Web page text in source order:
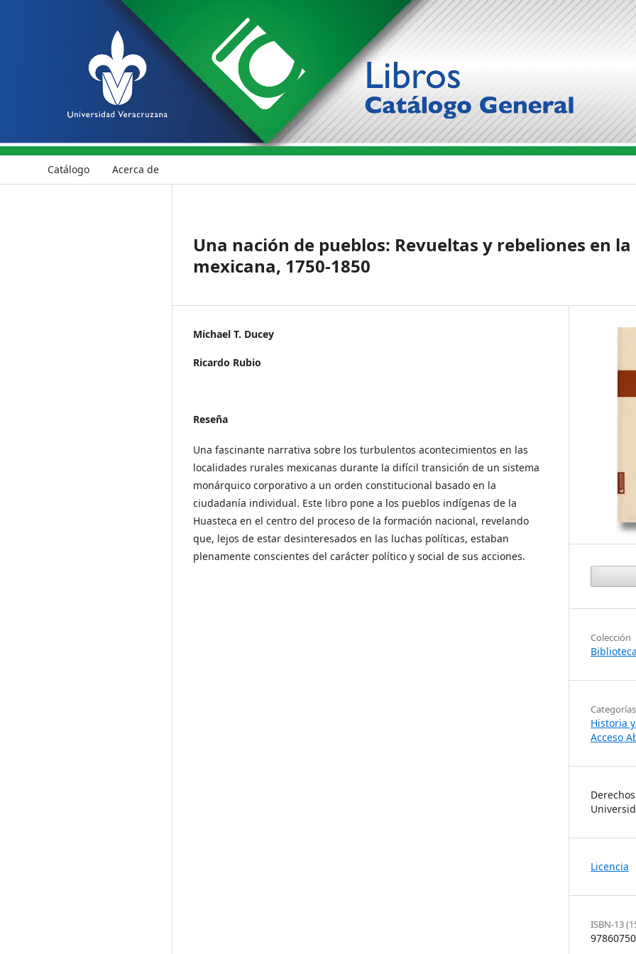
Catálogo Acerca de
Una nación de pueblos: Revueltas y rebeliones en
mexicana, 1750-1850
Michael T. Ducey
Ricardo Rubio
Reseña
Una fascinante narrativa sobre los turbulentos acontecimientos en las
localidades rurales mexicanas durante la difícil transición de un sistema
monárquico corporativo a un orden constitucional basado en la
ciudadanía individual. Este libro pone a los pueblos indígenas de la
Huasteca en el centro del proceso de la formación nacional, revelando
que, lejos de estar desinteresados en las luchas políticas, estaban
plenamente conscientes del carácter político y social de sus acciones.
Colección
Categorías
Historia
Acceso
Licencia
ISBN-13